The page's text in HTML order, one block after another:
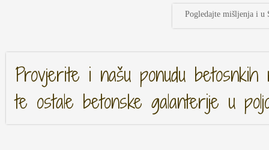
Pogledajte mišljenja i u
Provjerite i našu ponudu betosnkih
te ostale betonske galanterije u